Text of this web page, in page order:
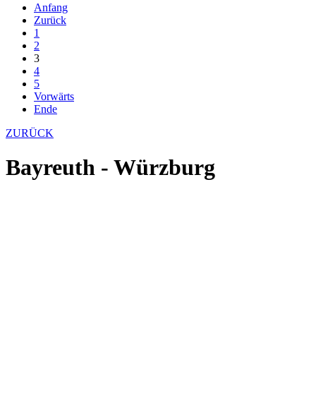
Anfang
Zurück
1
2
3
4
5
Vorwärts
Ende
ZURÜCK
Bayreuth - Würzburg